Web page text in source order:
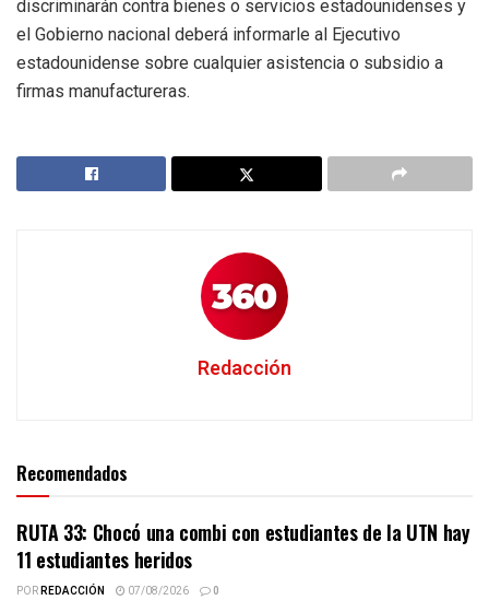
discriminarán contra bienes o servicios estadounidenses y
el Gobierno nacional deberá informarle al Ejecutivo
estadounidense sobre cualquier asistencia o subsidio a
firmas manufactureras.
Redacción
Recomendados
RUTA 33: Chocó una combi con estudiantes de la UTN hay
11 estudiantes heridos
PORREDACCIÓN 07/08/2026 0